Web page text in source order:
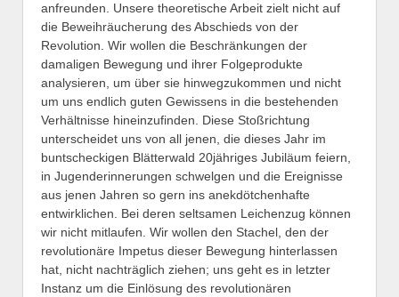
anfreunden. Unsere theoretische Arbeit zielt nicht auf
die Beweihräucherung des Abschieds von der
Revolution. Wir wollen die Beschränkungen der
damaligen Bewegung und ihrer Folgeprodukte
analysieren, um über sie hinwegzukommen und nicht
um uns endlich guten Gewissens in die bestehenden
Verhältnisse hineinzufinden. Diese Stoßrichtung
unterscheidet uns von all jenen, die dieses Jahr im
buntscheckigen Blätterwald 20jähriges Jubiläum feiern,
in Jugenderinnerungen schwelgen und die Ereignisse
aus jenen Jahren so gern ins anekdötchenhafte
entwirklichen. Bei deren seltsamen Leichenzug können
wir nicht mitlaufen. Wir wollen den Stachel, den der
revolutionäre Impetus dieser Bewegung hinterlassen
hat, nicht nachträglich ziehen; uns geht es in letzter
Instanz um die Einlösung des revolutionären